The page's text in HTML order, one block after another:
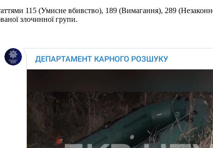
115 (Умисне вбивство), 189 (Вимагання), 289
злочинної групи.